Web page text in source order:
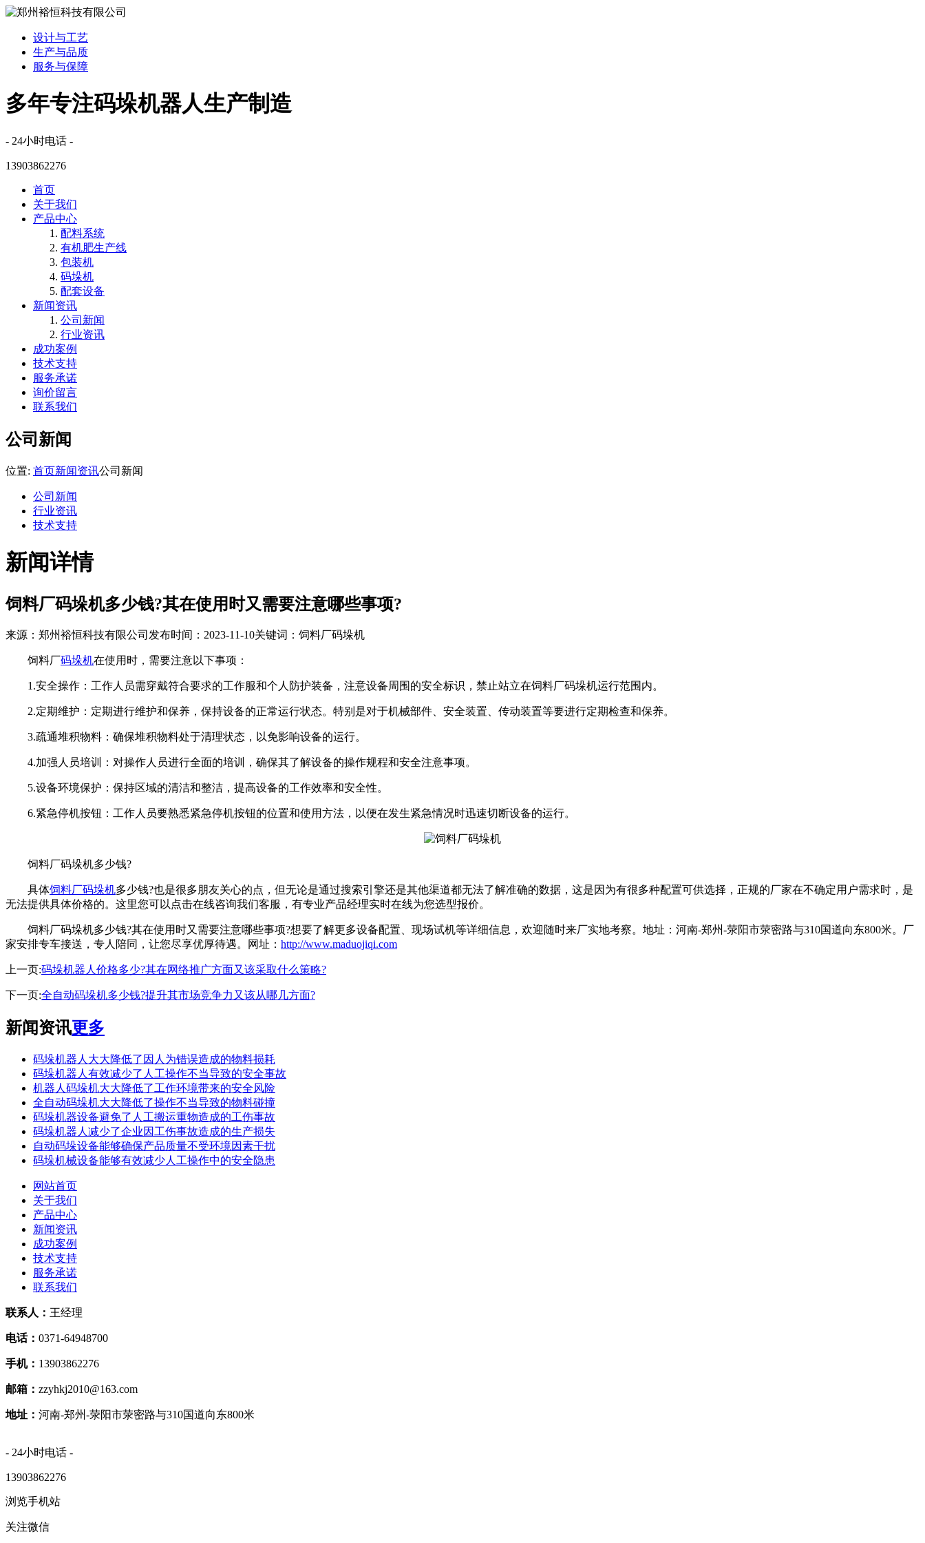
设计与工艺
生产与品质
服务与保障
多年专注码垛机器人生产制造
- 24小时电话 -
13903862276
首页
关于我们
产品中心
配料系统
有机肥生产线
包装机
码垛机
配套设备
新闻资讯
公司新闻
行业资讯
成功案例
技术支持
服务承诺
询价留言
联系我们
公司新闻
位置: 首页新闻资讯公司新闻
公司新闻
行业资讯
技术支持
新闻详情
饲料厂码垛机多少钱?其在使用时又需要注意哪些事项?
来源：郑州裕恒科技有限公司 发布时间：2023-11-10关键词：饲料厂码垛机
饲料厂 码垛机在使用时，需要注意以下事项：
1.安全操作：工作人员需穿戴符合要求的工作服和个人防护装备，注意设备周围的安全标识，禁止站立在饲料厂码垛机运行范围内。
2.定期维护：定期进行维护和保养，保持设备的正常运行状态。特别是对于机械部件、安全装置、传动装置等要进行定期检查和保养。
3.疏通堆积物料：确保堆积物料处于清理状态，以免影响设备的运行。
4.加强人员培训：对操作人员进行全面的培训，确保其了解设备的操作规程和安全注意事项。
5.设备环境保护：保持区域的清洁和整洁，提高设备的工作效率和安全性。
6.紧急停机按钮：工作人员要熟悉紧急停机按钮的位置和使用方法，以便在发生紧急情况时迅速切断设备的运行。
饲料厂码垛机多少钱?
具体饲料厂码垛机多少钱?也是很多朋友关心的点，但无论是通过搜索引擎还是其他渠道都无法了解准确的数据，这是因为有很多种配置可供选择，正规的厂家在不确定用户需求时，是
无法提供具体价格的。这里您可以点击在线咨询我们客服，有专业产品经理实时在线为您选型报价。
饲料厂码垛机多少钱?其在使用时又需要注意哪些事项?想要了解更多设备配置、现场试机等详细信息，欢迎随时来厂实地考察。地址：河南-郑州-荥阳市荥密路与310国道向东800米。厂
家安排专车接送，专人陪同，让您尽享优厚待遇。网址： http://www.maduojiqi.com
上一页:码垛机器人价格多少?其在网络推广方面又该采取什么策略?
下一页:全自动码垛机多少钱?提升其市场竞争力又该从哪几方面?
新闻资讯更多
码垛机器人大大降低了因人为错误造成的物料损耗
码垛机器人有效减少了人工操作不当导致的安全事故
机器人码垛机大大降低了工作环境带来的安全风险
全自动码垛机大大降低了操作不当导致的物料碰撞
码垛机器设备避免了人工搬运重物造成的工伤事故
码垛机器人减少了企业因工伤事故造成的生产损失
自动码垛设备能够确保产品质量不受环境因素干扰
码垛机械设备能够有效减少人工操作中的安全隐患
网站首页
关于我们
产品中心
新闻资讯
成功案例
技术支持
服务承诺
联系我们
联系人： 王经理
电话： 0371-64948700
手机： 13903862276
邮箱： zzyhkj2010@163.com
地址： 河南-郑州-荥阳市荥密路与310国道向东800米
- 24小时电话 -
13903862276
浏览手机站
关注微信